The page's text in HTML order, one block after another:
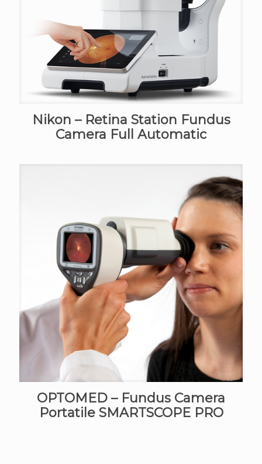
Nikon – Retina Station Fundus
Camera Full Automatic
OPTOMED – Fundus Camera
Portatile SMARTSCOPE PRO